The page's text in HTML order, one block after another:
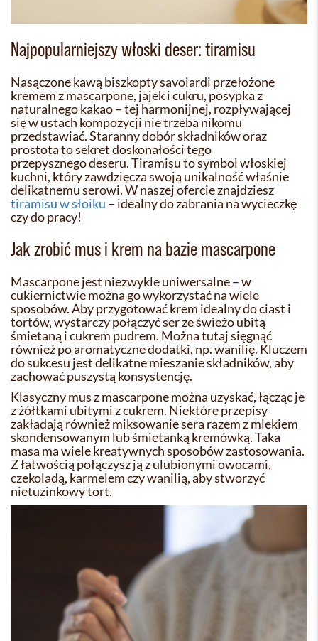
Najpopularniejszy włoski deser: tiramisu
Nasączone kawą biszkopty savoiardi przełożone
kremem z mascarpone, jajek i cukru, posypka z
naturalnego kakao – tej harmonijnej, rozpływającej
się w ustach kompozycji nie trzeba nikomu
przedstawiać. Staranny dobór składników oraz
prostota to sekret doskonałości tego
przepysznego deseru. Tiramisu to symbol włoskiej
kuchni, który zawdzięcza swoją unikalność właśnie
delikatnemu serowi. W naszej ofercie znajdziesz
tiramisu w słoiku – idealny do zabrania na wycieczkę
czy do pracy!
Jak zrobić mus i krem na bazie mascarpone
Mascarpone jest niezwykle uniwersalne – w
cukiernictwie można go wykorzystać na wiele
sposobów. Aby przygotować krem idealny do ciast i
tortów, wystarczy połączyć ser ze świeżo ubitą
śmietaną i cukrem pudrem. Można tutaj sięgnąć
również po aromatyczne dodatki, np. wanilię. Kluczem
do sukcesu jest delikatne mieszanie składników, aby
zachować puszystą konsystencję.
Klasyczny mus z mascarpone można uzyskać, łącząc je
z żółtkami ubitymi z cukrem. Niektóre przepisy
zakładają również miksowanie sera razem z mlekiem
skondensowanym lub śmietanką kremówką. Taka
masa ma wiele kreatywnych sposobów zastosowania.
Z łatwością połączysz ją z ulubionymi owocami,
czekoladą, karmelem czy wanilią, aby stworzyć
nietuzinkowy tort.